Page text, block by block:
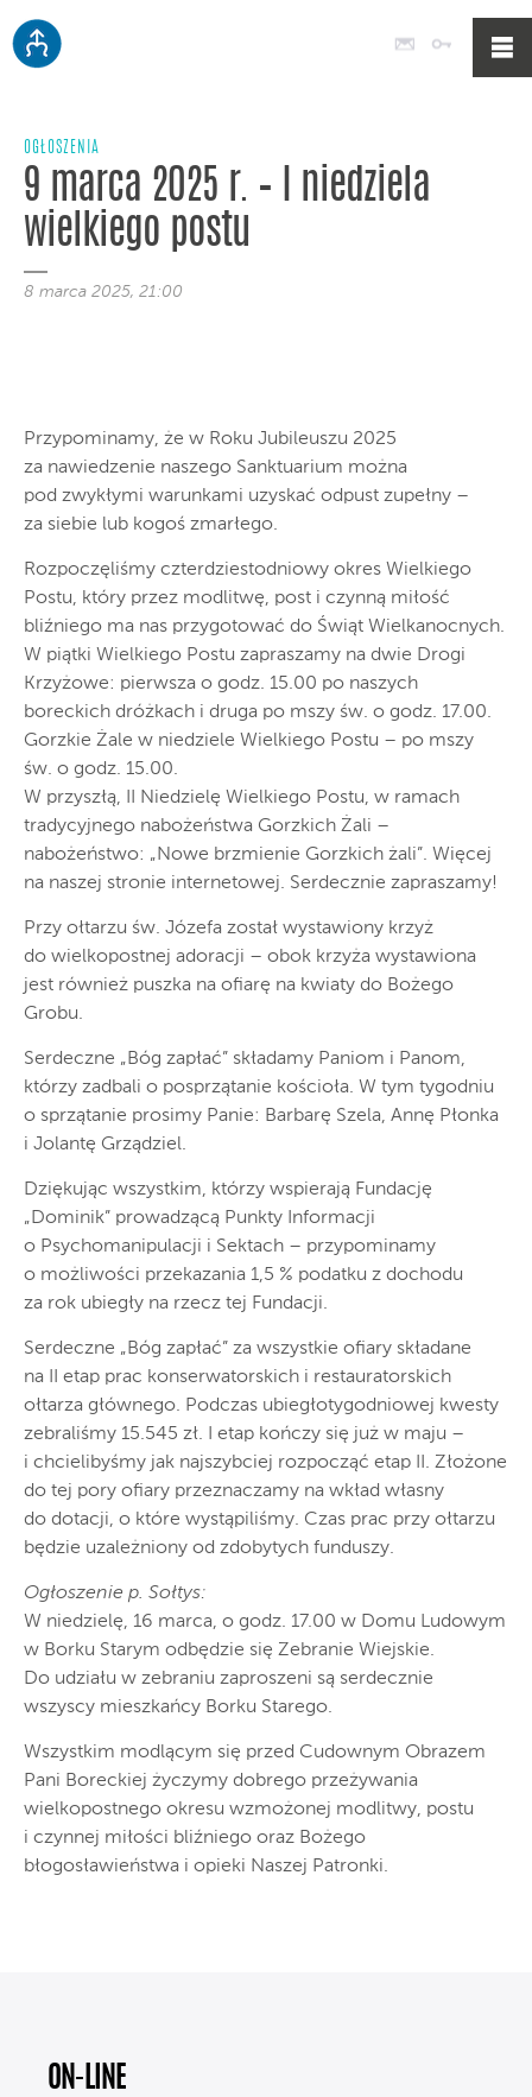
Poczta
OGŁOSZENIA
9 marca 2025 r. – I niedziela
wielkiego postu
8 marca 2025, 21:00
Przypominamy, że w Roku Jubileuszu 2025
za nawiedzenie naszego Sanktuarium można
pod zwykłymi warunkami uzyskać odpust zupełny –
za siebie lub kogoś zmarłego.
Rozpoczęliśmy czterdziestodniowy okres Wielkiego
Postu, który przez modlitwę, post i czynną miłość
bliźniego ma nas przygotować do Świąt Wielkanocnych.
W piątki Wielkiego Postu zapraszamy na dwie Drogi
Krzyżowe: pierwsza o godz. 15.00 po naszych
boreckich dróżkach i druga po mszy św. o godz. 17.00.
Gorzkie Żale w niedziele Wielkiego Postu – po mszy
św. o godz. 15.00.
W przyszłą, II Niedzielę Wielkiego Postu, w ramach
tradycyjnego nabożeństwa Gorzkich Żali –
nabożeństwo: „Nowe brzmienie Gorzkich żali”. Więcej
na naszej stronie internetowej. Serdecznie zapraszamy!
Przy ołtarzu św. Józefa został wystawiony krzyż
do wielkopostnej adoracji – obok krzyża wystawiona
jest również puszka na ofiarę na kwiaty do Bożego
Grobu.
Serdeczne „Bóg zapłać” składamy Paniom i Panom,
którzy zadbali o posprzątanie kościoła. W tym tygodniu
o sprzątanie prosimy Panie: Barbarę Szela, Annę Płonka
i Jolantę Grządziel.
Dziękując wszystkim, którzy wspierają Fundację
„Dominik” prowadzącą Punkty Informacji
o Psychomanipulacji i Sektach – przypominamy
o możliwości przekazania 1,5 % podatku z dochodu
za rok ubiegły na rzecz tej Fundacji.
Serdeczne „Bóg zapłać” za wszystkie ofiary składane
na II etap prac konserwatorskich i restauratorskich
ołtarza głównego. Podczas ubiegłotygodniowej kwesty
zebraliśmy 15.545 zł. I etap kończy się już w maju –
i chcielibyśmy jak najszybciej rozpocząć etap II. Złożone
do tej pory ofiary przeznaczamy na wkład własny
do dotacji, o które wystąpiliśmy. Czas prac przy ołtarzu
będzie uzależniony od zdobytych funduszy.
Ogłoszenie p. Sołtys:
W niedzielę, 16 marca, o godz. 17.00 w Domu Ludowym
w Borku Starym odbędzie się Zebranie Wiejskie.
Do udziału w zebraniu zaproszeni są serdecznie
wszyscy mieszkańcy Borku Starego.
Wszystkim modlącym się przed Cudownym Obrazem
Pani Boreckiej życzymy dobrego przeżywania
wielkopostnego okresu wzmożonej modlitwy, postu
i czynnej miłości bliźniego oraz Bożego
błogosławieństwa i opieki Naszej Patronki.
ON-LINE